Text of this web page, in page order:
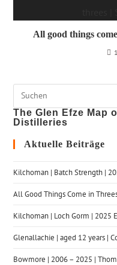
All good things
The Glen Efze Map
Distilleries
Aktuelle Beiträge
Kilchoman | Batch Strength |
All Good Things Come in
Kilchoman | Loch Gorm​ | 2025
Glenallachie | aged 12 years |
Bowmore | 2006 – 2025 |